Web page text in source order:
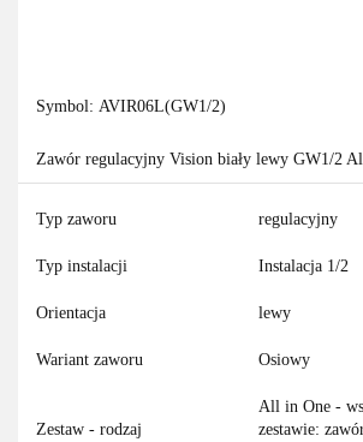
Symbol: AVIR06L(GW1/2)
Zawór regulacyjny Vision biały lewy GW1/2
Typ zaworu regulacyjny
Typ instalacji Instalacja 1/2
Orientacja lewy
Wariant zaworu Osiowy
Zestaw - rodzaj
All in One -
zestawie: